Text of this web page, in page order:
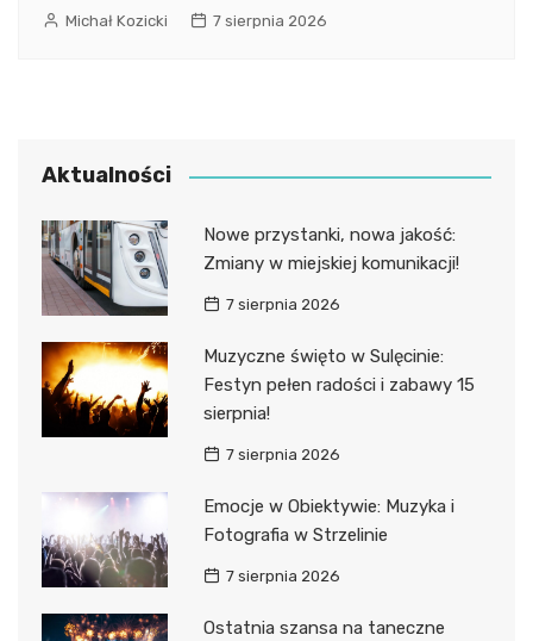
Michał Kozicki 7 sierpnia 2026
Aktualności
Nowe przystanki, nowa jakość:
Zmiany w miejskiej komunikacji!
7 sierpnia 2026
Muzyczne święto w Sulęcinie:
Festyn pełen radości i zabawy 15
sierpnia!
7 sierpnia 2026
Emocje w Obiektywie: Muzyka i
Fotografia w Strzelinie
7 sierpnia 2026
Ostatnia szansa na taneczne